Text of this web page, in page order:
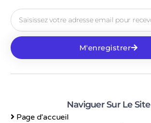
M'enregistrer
Naviguer Sur Le Site
Page d’accueil